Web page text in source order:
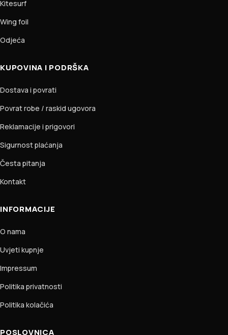
Kitesurf
Wing foil
Odjeća
KUPOVINA I PODRŠKA
Dostava i povrati
Povrat robe / raskid ugovora
Reklamacije i prigovori
Sigurnost plaćanja
Česta pitanja
Kontakt
INFORMACIJE
O nama
Uvjeti kupnje
Impressum
Politika privatnosti
Politika kolačića
POSLOVNICA